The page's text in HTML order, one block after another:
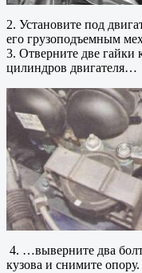
2. Установите под
его грузоподъемным
3. Отверните две гайки
цилиндров двигателя…
4. …выверните два
кузова и снимите опору.